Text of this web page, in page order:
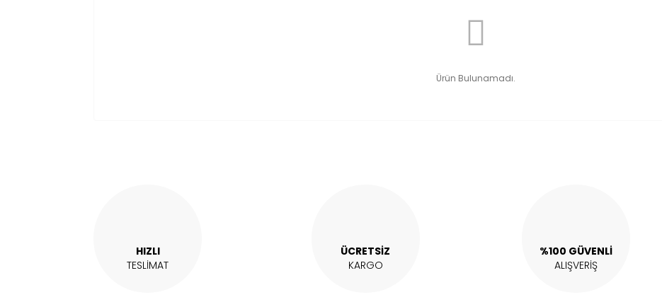
Ürün Bulunamadı.
HIZLI
TESLİMAT
ÜCRETSİZ
KARGO
%100 GÜVENLİ
ALIŞVERİŞ